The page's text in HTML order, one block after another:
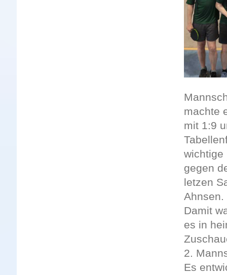
machte
mit 1:9
wichtige
gegen
letzen
Ahnsen.
Damit
es in
2.
Es